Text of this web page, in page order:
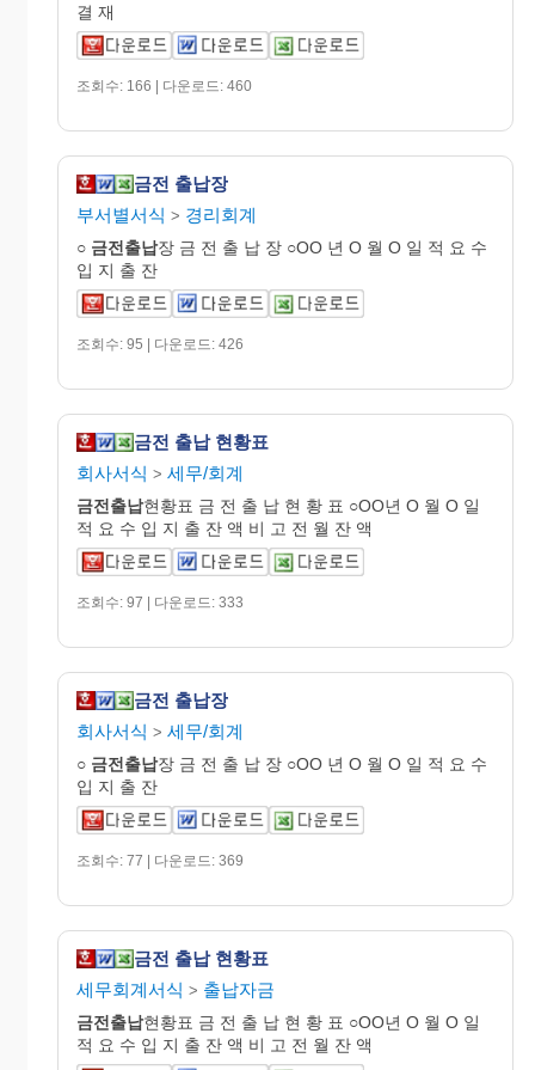
결 재
조회수: 166 | 다운로드: 460
금전 출납장
부서별서식 > 경리회계
○ 금전출납장 금 전 출 납 장 ○OO 년 O 월 O 일 적 요 수
입 지 출 잔
조회수: 95 | 다운로드: 426
금전 출납 현황표
회사서식 > 세무/회계
금전출납현황표 금 전 출 납 현 황 표 ○OO년 O 월 O 일
적 요 수 입 지 출 잔 액 비 고 전 월 잔 액
조회수: 97 | 다운로드: 333
금전 출납장
회사서식 > 세무/회계
○ 금전출납장 금 전 출 납 장 ○OO 년 O 월 O 일 적 요 수
입 지 출 잔
조회수: 77 | 다운로드: 369
금전 출납 현황표
세무회계서식 > 출납자금
금전출납현황표 금 전 출 납 현 황 표 ○OO년 O 월 O 일
적 요 수 입 지 출 잔 액 비 고 전 월 잔 액